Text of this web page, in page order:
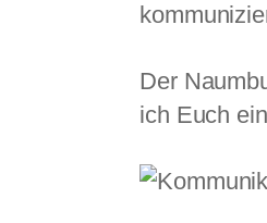
Der
ich Euch